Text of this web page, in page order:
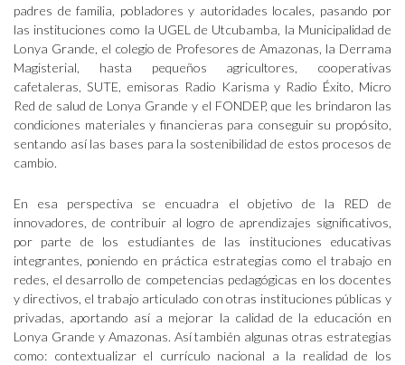
padres de familia, pobladores y autoridades locales, pasando por
las instituciones como la UGEL de Utcubamba, la Municipalidad de
Lonya Grande, el colegio de Profesores de Amazonas, la Derrama
Magisterial, hasta pequeños agricultores, cooperativas
cafetaleras, SUTE, emisoras Radio Karisma y Radio Éxito, Micro
Red de salud de Lonya Grande y el FONDEP, que les brindaron las
condiciones materiales y financieras para conseguir su propósito,
sentando así las bases para la sostenibilidad de estos procesos de
cambio.
En esa perspectiva se encuadra el objetivo de la RED de
innovadores, de contribuir al logro de aprendizajes significativos,
por parte de los estudiantes de las instituciones educativas
integrantes, poniendo en práctica estrategias como el trabajo en
redes, el desarrollo de competencias pedagógicas en los docentes
y directivos, el trabajo articulado con otras instituciones públicas y
privadas, aportando así a mejorar la calidad de la educación en
Lonya Grande y Amazonas. Así también algunas otras estrategias
como: contextualizar el currículo nacional a la realidad de los